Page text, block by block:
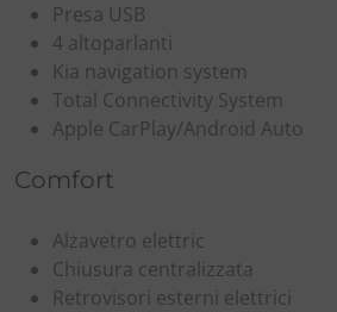
Presa USB
4 altoparlanti
Kia navigation system
Total Connectivity System
Apple CarPlay/Android Auto
Comfort
Alzavetro elettric
Chiusura centralizzata
Retrovisori esterni elettrici